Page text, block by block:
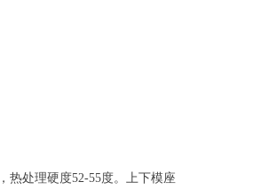
热处理硬度52-55度。上下模座